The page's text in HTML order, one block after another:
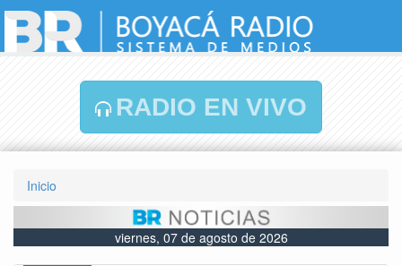
RADIO EN VIVO
Inicio
viernes, 07 de agosto de 2026